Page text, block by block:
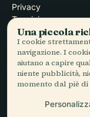
Privacy
Termini
Impostazioni cookie
Elimina account
© 2026 Audiala ·
EN
Una piccola
I cookie
navigazione. I
aiutano a capire
niente pubblicità,
momento dal piè di